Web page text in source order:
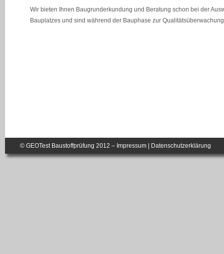
Wir bieten Ihnen Baugrunderkundung und Beratung schon bei der
Bauplatzes und sind während der Bauphase zur
© GEOTest Baustoffprüfung 2012 – Impressum Datenschutzerklärung